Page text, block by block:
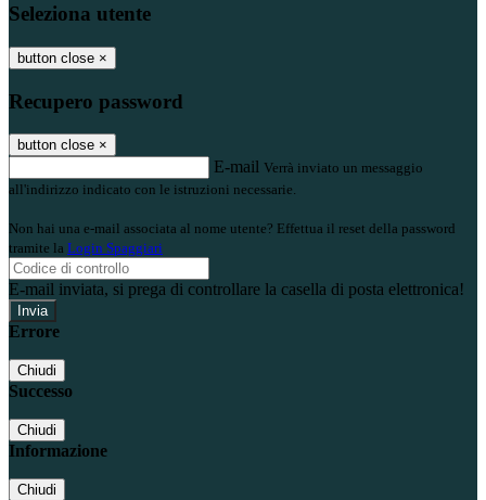
Seleziona utente
button close ×
Recupero password
button close ×
E-mail Verrà inviato un messaggio
all'indirizzo indicato con le istruzioni necessarie.
Non hai una e-mail associata al nome utente? Effettua il reset della password
tramite la Login Spaggiari
E-mail inviata, si prega di controllare la casella di posta elettronica!
Errore
Chiudi
Successo
Chiudi
Informazione
Chiudi